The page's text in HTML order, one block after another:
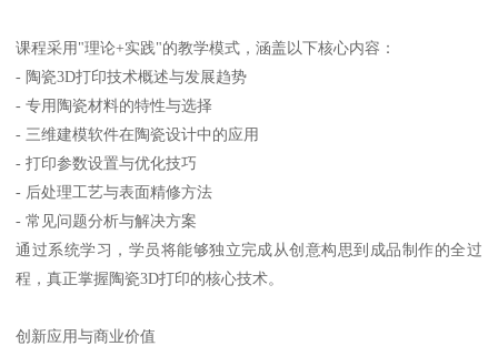
课程采用"理论+实践"的教学模式，涵盖以下核心内容：
- 陶瓷3D打印技术概述与发展趋势
- 专用陶瓷材料的特性与选择
- 三维建模软件在陶瓷设计中的应用
- 打印参数设置与优化技巧
- 后处理工艺与表面精修方法
- 常见问题分析与解决方案
通过系统学习，学员将能够独立完成从创意构思到成品制作的全过
程，真正掌握陶瓷3D打印的核心技术。
创新应用与商业价值